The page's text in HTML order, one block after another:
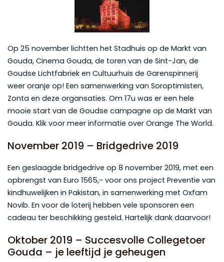
Op 25 november lichtten het Stadhuis op de Markt van
Gouda, Cinema Gouda, de toren van de Sint-Jan, de
Goudse Lichtfabriek en Cultuurhuis de Garenspinnerij
weer oranje op! Een samenwerking van Soroptimisten,
Zonta en deze organsaties. Om 17u was er een hele
mooie start van de Goudse campagne op de Markt van
Gouda. Klik voor meer informatie over Orange The World.
November 2019 – Bridgedrive 2019
Een geslaagde bridgedrive op 8 november 2019, met een
opbrengst van Euro 1565,- voor ons project Preventie van
kindhuwelijken in Pakistan, in samenwerking met Oxfam
Novib. En voor de loterij hebben vele sponsoren een
cadeau ter beschikking gesteld. Hartelijk dank daarvoor!
Oktober 2019 – Succesvolle Collegetoer
Gouda – je leeftijd je geheugen